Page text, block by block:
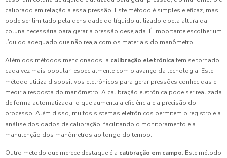
calibrado em relação a essa pressão. Este método é simples e eficaz, mas
pode ser limitado pela densidade do líquido utilizado e pela altura da
coluna necessária para gerar a pressão desejada. É importante escolher um
líquido adequado que não reaja com os materiais do manômetro.
Além dos métodos mencionados, a calibração eletrônicatem se tornado
cada vez mais popular, especialmente com o avanço da tecnologia. Este
método utiliza dispositivos eletrônicos para gerar pressões conhecidas e
medir a resposta do manômetro. A calibração eletrônica pode ser realizada
de forma automatizada, o que aumenta a eficiência e a precisão do
processo. Além disso, muitos sistemas eletrônicos permitem o registro e a
análise dos dados de calibração, facilitando o monitoramento e a
manutenção dos manômetros ao longo do tempo.
Outro método que merece destaque é a calibração em campo. Este método